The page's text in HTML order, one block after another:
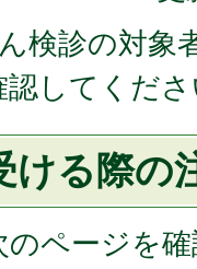
検診の対象
してくだ
ける際の
ページを